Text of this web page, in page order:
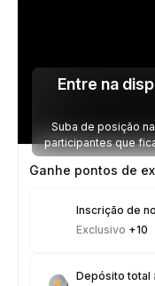
Entre na
Suba de posição
participantes que
prêmio
Ganhe pontos de
Inscrição de
Exclusivo +10
Depósito total